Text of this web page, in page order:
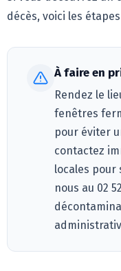
décès, voici les
À faire en
Rendez le
fenêtres
pour éviter
contactez
locales pour
nous au 02